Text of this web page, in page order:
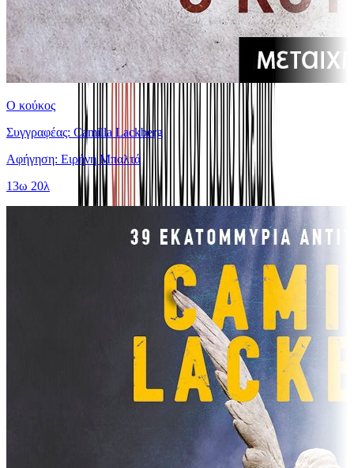
Ο κούκος
Συγγραφέας: Camilla Lackberg
Αφήγηση: Ειρήνη Μπαλτά
13ω 20λ